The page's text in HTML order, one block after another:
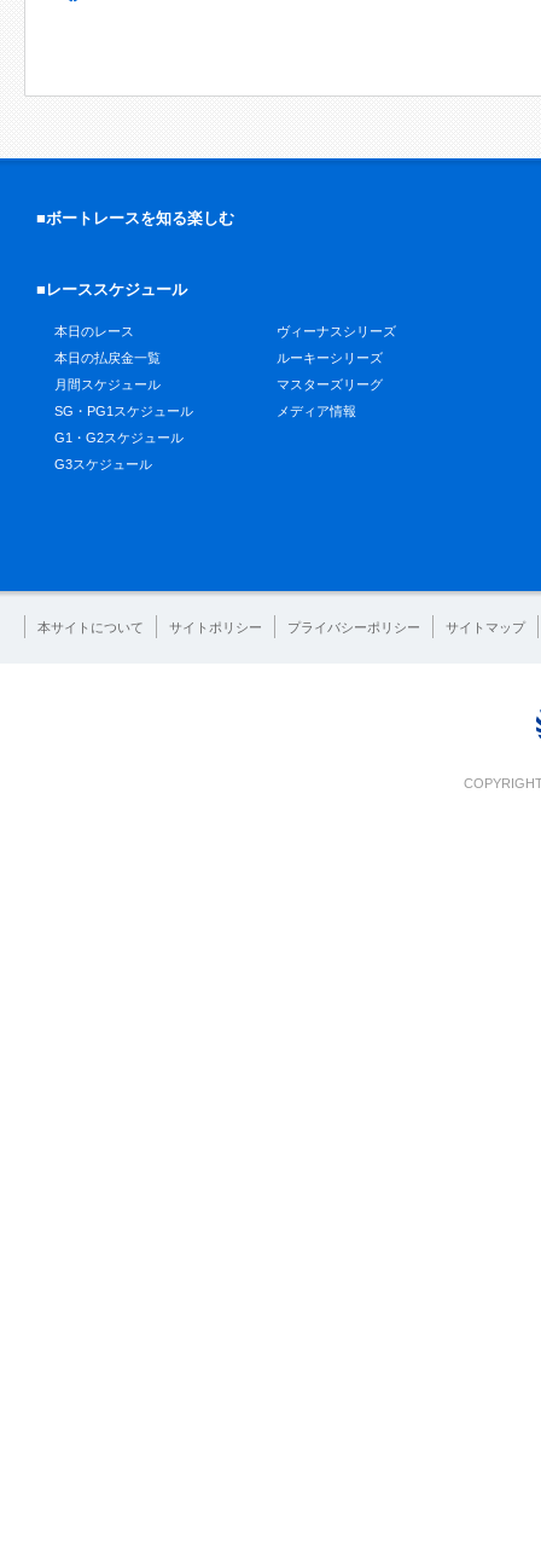
■ボートレースを知る楽しむ
■レーススケジュール
本日のレース
本日の払戻金一覧
月間スケジュール
SG・PG1スケジュール
G1・G2スケジュール
G3スケジュール
ヴィーナスシリーズ
ルーキーシリーズ
マスターズリーグ
メディア情報
本サイトについて サイトポリシー プライバシーポリシー サイトマップ